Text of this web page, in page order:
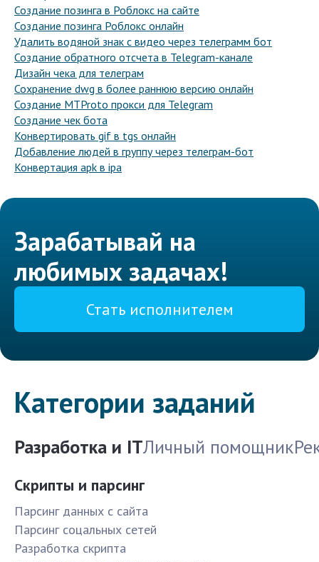
Создание позинга в Роблокс на сайте
Создание позинга Роблокс онлайн
Удалить водяной знак с видео через телеграмм бот
Создание обратного отсчета в Telegram-канале
Дизайн чека для телеграм
Сохранение dwg в более раннюю версию онлайн
Создание MTProto прокси для Telegram
Создание чек бота
Конвертировать gif в tgs онлайн
Добавление людей в группу через телеграм-бот
Конвертация apk в ipa
Зарабатывай на
любимых задачах!
Стать исполнителем
Категории заданий
Разработка и ITЛичный помощник
Скрипты и парсинг
Парсинг данных с сайта
Парсинг соцальных сетей
Разработка скрипта